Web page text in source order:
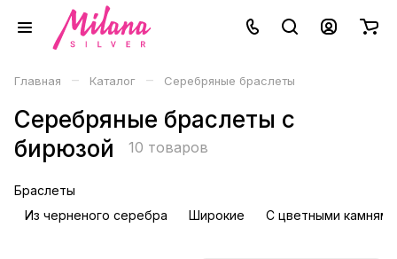
Главная – Каталог – Серебряные браслеты
Серебряные браслеты с
бирюзой
10 товаров
Браслеты
Из черненого серебра
Широкие С цветными камнями